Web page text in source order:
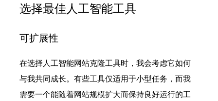
选择最佳人工智能工具
可扩展性
在选择人工智能网站克隆工具时，我会考虑它如何
与我共同成长。有些工具仅适用于小型任务，而我
需要一个能随着网站规模扩大而保持良好运行的工